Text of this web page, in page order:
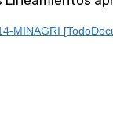
MINAGRI